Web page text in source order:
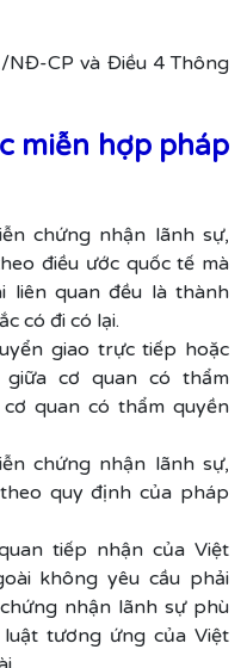
CP và Điều 4 Thông
miễn hợp pháp
chứng nhận lãnh sự,
điều ước quốc tế mà
liên quan đều là thành
có đi có lại.
giao trực tiếp hoặc
cơ quan có thẩm
quan có thẩm quyền
chứng nhận lãnh sự,
quy định của pháp
tiếp nhận của Việt
không yêu cầu phải
nhận lãnh sự phù
tương ứng của Việt